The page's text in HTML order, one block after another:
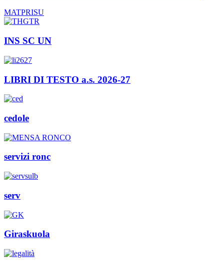
MATPRISU
INS SC UN
LIBRI DI TESTO a.s. 2026-27
cedole
servizi ronc
serv
Giraskuola